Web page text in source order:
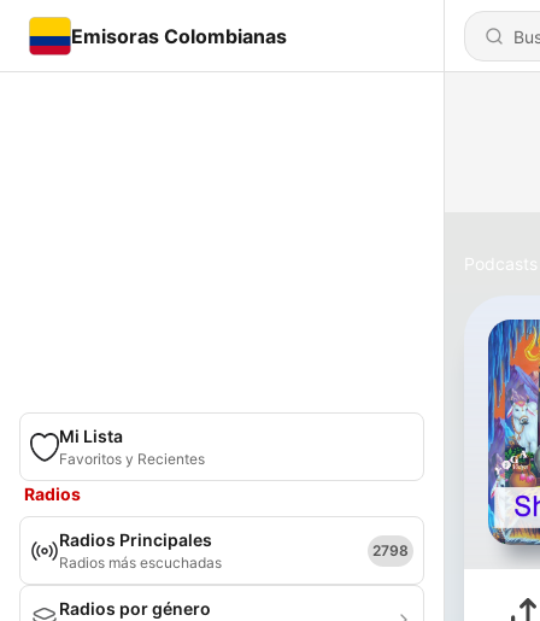
Emisoras Colombianas
Mi Lista
Favoritos y Recientes
Radios
Radios Principales
Radios más escuchadas
2798
Radios por género
Podcasts